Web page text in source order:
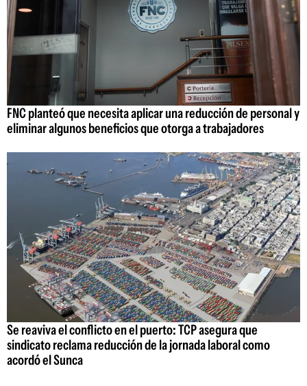
FNC planteó que necesita aplicar una reducción de personal y
eliminar algunos beneficios que otorga a trabajadores
Se reaviva el conflicto en el puerto: TCP asegura que
sindicato reclama reducción de la jornada laboral como
acordó el Sunca